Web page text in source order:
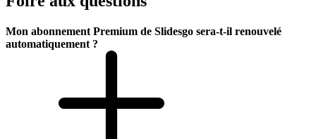
Mon abonnement Premium de Slidesgo sera-t-il renouvelé
automatiquement ?